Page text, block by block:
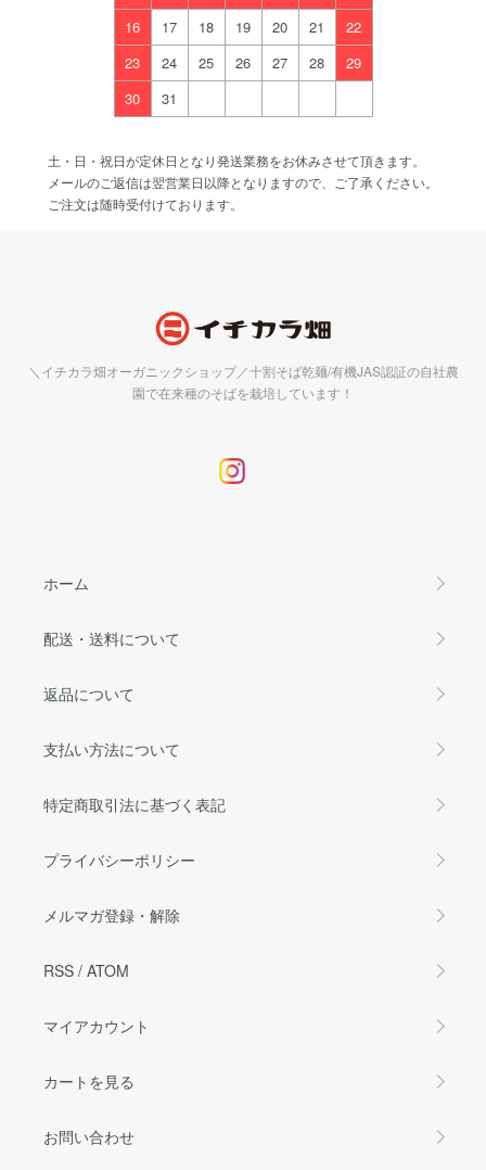
16
17 18 19 20 21
22
23
24 25 26 27 28
29
30
31
土・日・祝日が定休日となり発送業務をお休みさせて頂きます。
メールのご返信は翌営業日以降となりますので、ご了承ください。
ご注文は随時受付けております。
＼イチカラ畑オーガニックショップ／十割そば乾麺/有機JAS認証の自社農
園で在来種のそばを栽培しています！
ホーム
配送・送料について
返品について
支払い方法について
特定商取引法に基づく表記
プライバシーポリシー
メルマガ登録・解除
RSS / ATOM
マイアカウント
カートを見る
お問い合わせ